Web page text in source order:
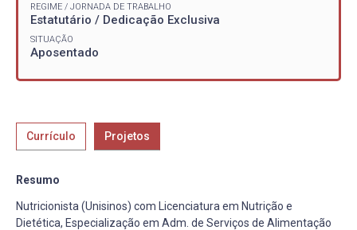
REGIME / JORNADA DE TRABALHO
Estatutário / Dedicação Exclusiva
SITUAÇÃO
Aposentado
Currículo Projetos
Resumo
Nutricionista (Unisinos) com Licenciatura em Nutrição e
Dietética, Especialização em Adm. de Serviços de Alimentação